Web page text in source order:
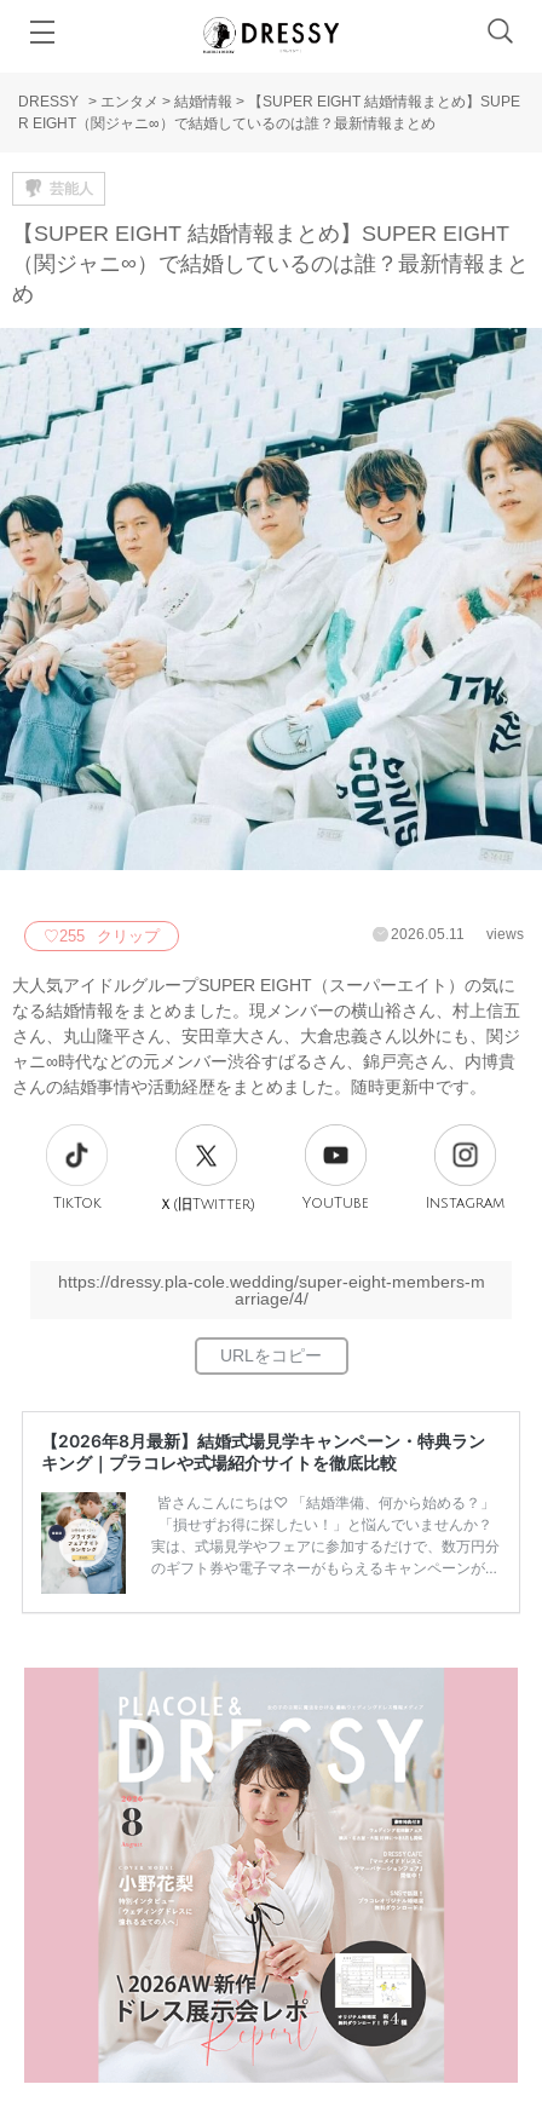
DRESSY > エンタメ > 結婚情報 >
【SUPER EIGHT 結婚情報まとめ】SUPE
R EIGHT（関ジャニ∞）で結婚しているのは誰？最新情報まとめ
芸能人
【SUPER EIGHT 結婚情報まとめ】SUPER EIGHT
（関ジャニ∞）で結婚しているのは誰？最新情報まと
め
♡255 クリップ 2026.05.11 views
大人気アイドルグループSUPER EIGHT（スーパーエイト）の気に
なる結婚情報をまとめました。現メンバーの横山裕さん、村上信五
さん、丸山隆平さん、安田章大さん、大倉忠義さん以外にも、関ジ
ャニ∞時代などの元メンバー渋谷すばるさん、錦戸亮さん、内博貴
さんの結婚事情や活動経歴をまとめました。随時更新中です。
TikTok Ｘ(旧Twitter) YouTube Instagram
https://dressy.pla-cole.wedding/super-eight-members-m
arriage/4/
【2026年8月最新】結婚式場見学キャンペーン・特典ラン
キング｜プラコレや式場紹介サイトを徹底比較
皆さんこんにちは♡ 「結婚準備、何から始める？」
「損せずお得に探したい！」と悩んでいませんか？
実は、式場見学やフェアに参加するだけで、数万円分
のギフト券や電子マネーがもらえるキャンペーンがあ
ため、比較せずに選ぶと損をしてしまうことも……。
内容：特典金額・条件・応募方法・注意点 「どこが
一番お得？」「プラコレの特典は？」といった疑問も
解決します。 まずは診断で候補を絞れる「ウェディ
ング診断」か、体験型 […]
続きを読む